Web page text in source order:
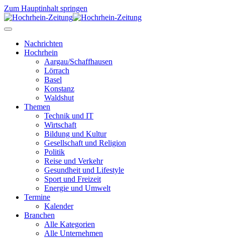
Zum Hauptinhalt springen
Nachrichten
Hochrhein
Aargau/Schaffhausen
Lörrach
Basel
Konstanz
Waldshut
Themen
Technik und IT
Wirtschaft
Bildung und Kultur
Gesellschaft und Religion
Politik
Reise und Verkehr
Gesundheit und Lifestyle
Sport und Freizeit
Energie und Umwelt
Termine
Kalender
Branchen
Alle Kategorien
Alle Unternehmen